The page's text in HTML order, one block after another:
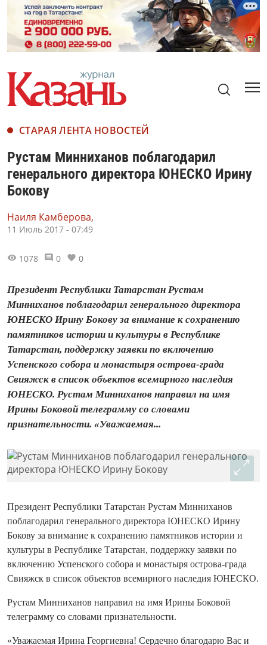
СТАРАЯ ЛЕНТА НОВОСТЕЙ
Рустам Минниханов поблагодарил
генерального директора ЮНЕСКО Ирину
Бокову
Наиля Камберова,
11 Июль 2017 - 07:49
1078 0 0
Президент Республики Татарстан Рустам
Минниханов поблагодарил генерального директора
ЮНЕСКО Ирину Бокову за внимание к сохранению
памятников истории и культуры в Республике
Татарстан, поддержку заявки по включению
Успенского собора и монастыря острова-града
Свияжск в список объектов всемирного наследия
ЮНЕСКО. Рустам Минниханов направил на имя
Ирины Боковой телеграмму со словами
признательности. «Уважаемая...
Президент Республики Татарстан Рустам Минниханов
поблагодарил генерального директора ЮНЕСКО Ирину
Бокову за внимание к сохранению памятников истории и
культуры в Республике Татарстан, поддержку заявки по
включению Успенского собора и монастыря острова-града
Свияжск в список объектов всемирного наследия ЮНЕСКО.
Рустам Минниханов направил на имя Ирины Боковой
телеграмму со словами признательности.
«Уважаемая Ирина Георгиевна! Сердечно благодарю Вас и